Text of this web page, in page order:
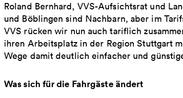
Roland Bernhard, VVS-Aufsichtsrat und
und Böblingen sind Nachbarn, aber im
VVS rücken wir nun auch tariflich
ihren Arbeitsplatz in der Region Stuttgart
Wege damit deutlich einfacher und
Was sich für die Fahrgäste ändert